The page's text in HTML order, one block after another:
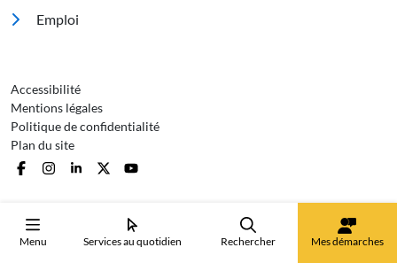
Emploi
Pied de page 3
Accessibilité
Mentions légales
Politique de confidentialité
Plan du site
Menu Services au quotidien Rechercher Mes démarches